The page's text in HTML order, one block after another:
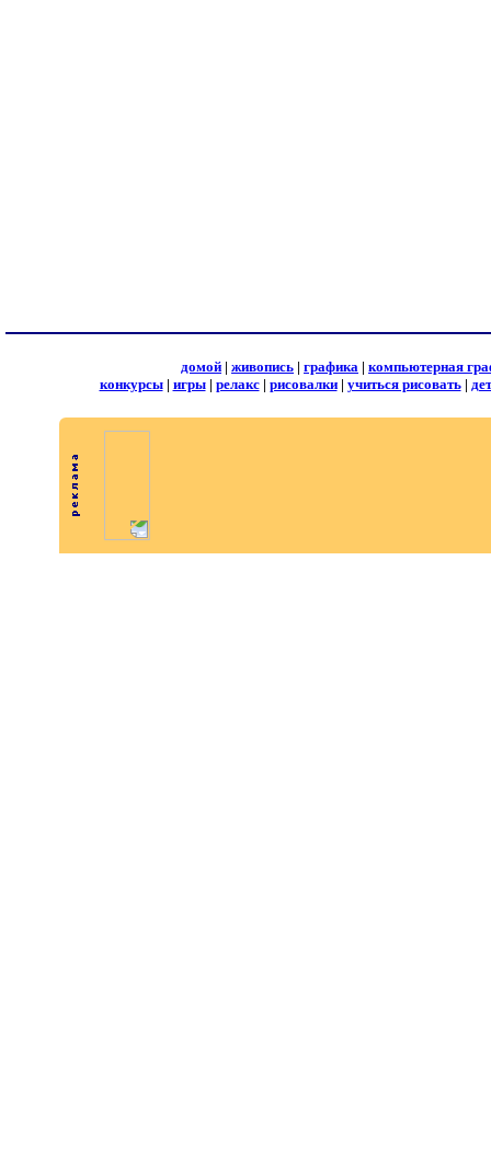
домой | живопись | графика | компьютерная
конкурсы| игры| релакс| рисовалки| учиться рисовать|